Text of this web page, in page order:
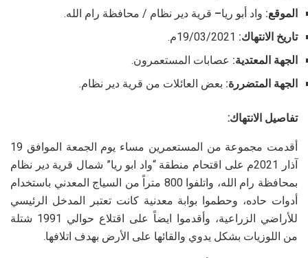
الموقع: واد أبو ريا– قرية دير نظام / محافظة رام الله.
تاريخ الانتهاك: 19/03/2021م.
الجهة المعتدية: عصابات المستعمرون.
الجهة المتضررة: بعض العائلات من قرية دير نظام.
تفاصيل الانتهاك:
أقدمت مجموعة من المستعمرين مساء يوم الجمعة الموافق 19
آذار 2021م على اقتحام منطقة “واد ابو ريا” شمال قرية دير نظام
بمحافظة رام الله، واتلفوا 800 متراً من السياج المعدني باستخدام
أدوات حاده، وحطموا بوابة معدنية كانت تعتبر المدخل الرئيسي
للأراضي الزراعية، وأقدموا ايضاً على اقتلاع حوالي 1991 شتلة
من اللوزيات بشكل يدوي والقائها على الأرض بهدف اتلافها.